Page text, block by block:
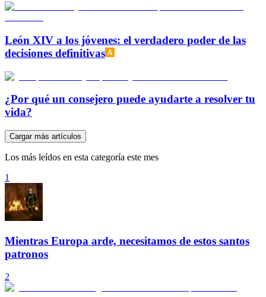
León XIV a los jóvenes: el verdadero poder de las
decisiones definitivas
¿Por qué un consejero puede ayudarte a resolver tu
vida?
Cargar más artículos
Los más leídos en esta categoría este mes
1
Mientras Europa arde, necesitamos de estos santos
patronos
2